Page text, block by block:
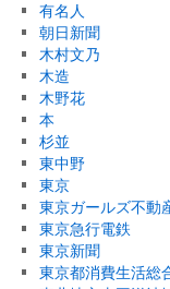
有名人
朝日新聞
木村文乃
木造
木野花
本
杉並
東中野
東京
東京ガールズ不動
東京急行電鉄
東京新聞
東京都消費生活総